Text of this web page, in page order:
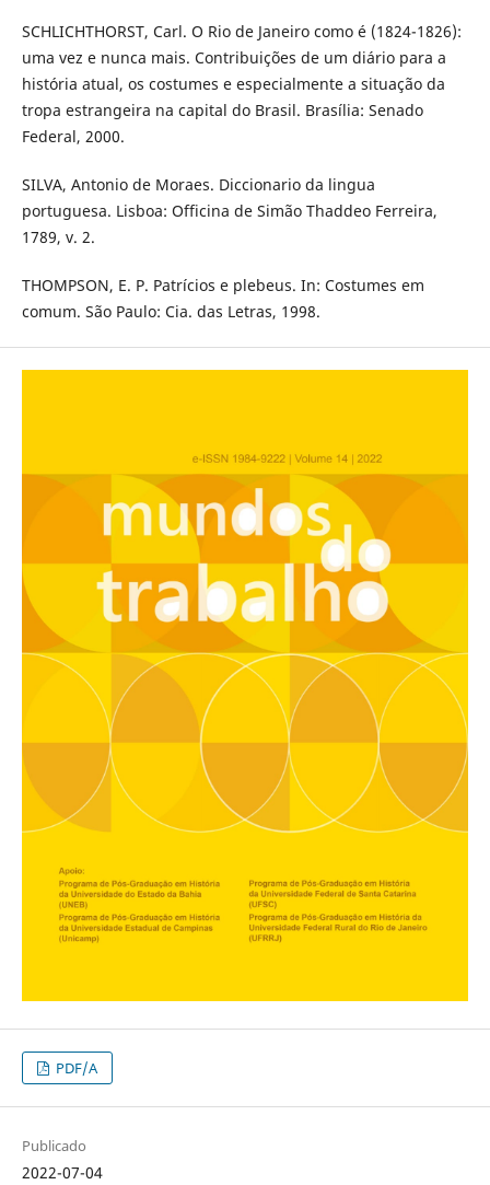
SCHLICHTHORST, Carl. O Rio de Janeiro como é (1824-1826):
uma vez e nunca mais. Contribuições de um diário para a
história atual, os costumes e especialmente a situação da
tropa estrangeira na capital do Brasil. Brasília: Senado
Federal, 2000.
SILVA, Antonio de Moraes. Diccionario da lingua
portuguesa. Lisboa: Officina de Simão Thaddeo Ferreira,
1789, v. 2.
THOMPSON, E. P. Patrícios e plebeus. In: Costumes em
comum. São Paulo: Cia. das Letras, 1998.
PDF/A
Publicado
2022-07-04